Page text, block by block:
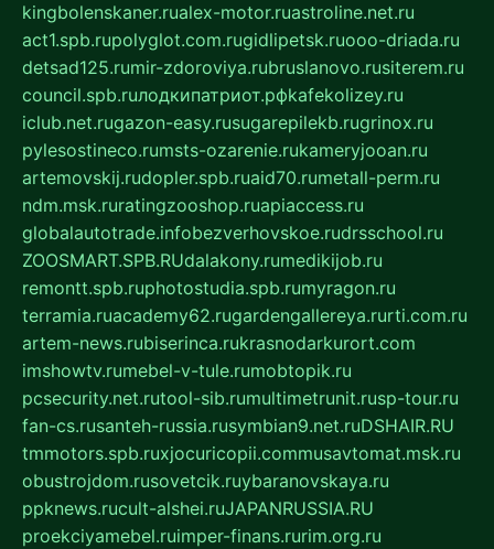
kingbolenskaner.rualex-motor.ruastroline.net.ru
act1.spb.rupolyglot.com.rugidlipetsk.ruooo-driada.ru
detsad125.rumir-zdoroviya.rubruslanovo.rusiterem.ru
council.spb.ruлодкипатриот.рфkafekolizey.ru
iclub.net.rugazon-easy.rusugarepilekb.rugrinox.ru
pylesostineco.rumsts-ozarenie.rukameryjooan.ru
artemovskij.rudopler.spb.ruaid70.rumetall-perm.ru
ndm.msk.ruratingzooshop.ruapiaccess.ru
globalautotrade.infobezverhovskoe.rudrsschool.ru
ZOOSMART.SPB.RUdalakony.rumedikijob.ru
remontt.spb.ruphotostudia.spb.rumyragon.ru
terramia.ruacademy62.rugardengallereya.rurti.com.ru
artem-news.rubiserinca.rukrasnodarkurort.com
imshowtv.rumebel-v-tule.rumobtopik.ru
pcsecurity.net.rutool-sib.rumultimetrunit.rusp-tour.ru
fan-cs.rusanteh-russia.rusymbian9.net.ruDSHAIR.RU
tmmotors.spb.ruxjocuricopii.commusavtomat.msk.ru
obustrojdom.rusovetcik.ruybaranovskaya.ru
ppknews.rucult-alshei.ruJAPANRUSSIA.RU
proekciyamebel.ruimper-finans.rurim.org.ru